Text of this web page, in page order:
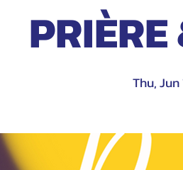
Thu, Jun